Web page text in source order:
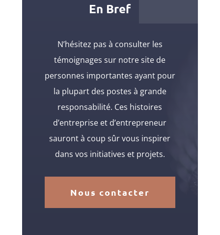
En Bref
N’hésitez pas à consulter les
témoignages sur notre site de
personnes importantes ayant pour
la plupart des postes à grande
responsabilité. Ces histoires
d’entreprise et d’entrepreneur
sauront à coup sûr vous inspirer
dans vos initiatives et projets.
Nous contacter